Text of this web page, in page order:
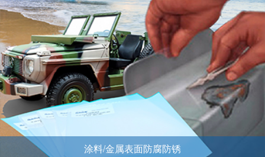
涂料/金属表面防腐防锈